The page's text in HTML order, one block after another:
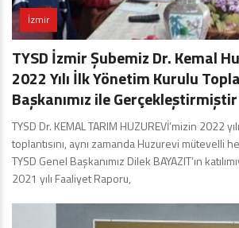
İzmir
TYSD İzmir Şubemiz Dr. Kemal
2022 Yılı İlk Yönetim Kurulu
Başkanımız ile Gerçekleştirmiştir
TYSD Dr. KEMAL TARIM HUZUREVİ’mizin 2022
toplantısını, aynı zamanda Huzurevi mütevelli
TYSD Genel Başkanımız Dilek BAYAZIT’ın
2021 yılı Faaliyet Raporu,